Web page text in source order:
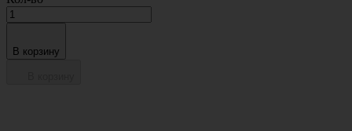
В корзину